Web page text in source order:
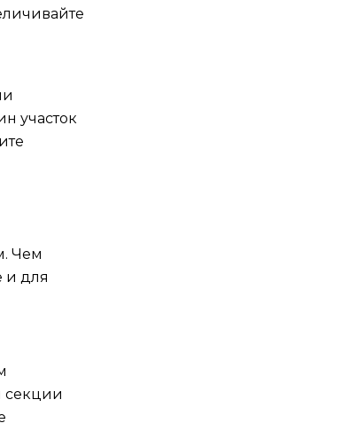
участок
Чем
и для
секции